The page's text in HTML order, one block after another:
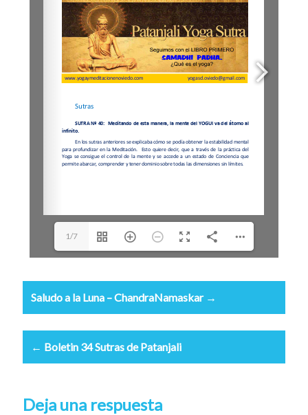
1/7
Saludo a la Luna – ChandraNamaskar →
← Boletin 34 Sutras de Patanjali
Deja una respuesta